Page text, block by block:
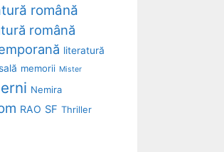
română
română
literatură
memorii Mister
Nemira
RAO SF Thriller